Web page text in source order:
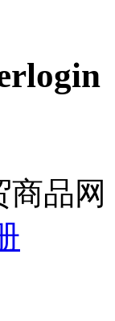
login
品网